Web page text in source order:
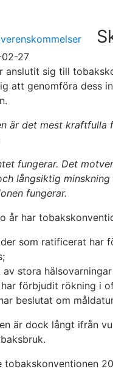
02-27
anslutit sig till
att genomföra dess
är det mest
fungerar. Det
långsiktig
fungerar.
år har
som ratificerat har
av stora
förbjudit rökning i
beslutat om
är dock långt ifrån
tobakskonventionen